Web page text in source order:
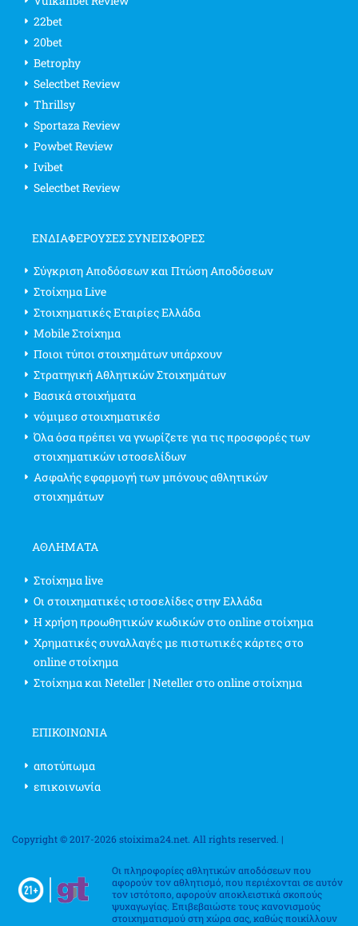
22bet
20bet
Betrophy
Selectbet Review
Thrillsy
Sportaza Review
Powbet Review
Ivibet
Selectbet Review
ΕΝΔΙΑΦΈΡΟΥΣΕΣ ΣΥΝΕΙΣΦΟΡΈΣ
Σύγκριση Αποδόσεων και Πτώση Αποδόσεων
Στοίχημα Live
Στοιχηματικές Εταιρίες Ελλάδα
Mobile Στοίχημα
Ποιοι τύποι στοιχημάτων υπάρχουν
Στρατηγική Αθλητικών Στοιχημάτων
Βασικά στοιχήματα
νόμιμεσ στοιχηματικέσ
Όλα όσα πρέπει να γνωρίζετε για τις προσφορές των
στοιχηματικών ιστοσελίδων
Ασφαλής εφαρμογή των μπόνους αθλητικών
στοιχημάτων
ΑΘΛΗΜΑΤΑ
Στοίχημα live
Οι στοιχηματικές ιστοσελίδες στην Ελλάδα
Η χρήση προωθητικών κωδικών στο online στοίχημα
Χρηματικές συναλλαγές με πιστωτικές κάρτες στο
online στοίχημα
Στοίχημα και Neteller | Neteller στο online στοίχημα
ΕΠΙΚΟΙΝΩΝΊΑ
αποτύπωμα
επικοινωνία
Copyright © 2017-2026 stoixima24.net. All rights reserved. |
Οι πληροφορίες αθλητικών αποδόσεων που
αφορούν τον αθλητισμό, που περιέχονται σε αυτόν
τον ιστότοπο, αφορούν αποκλειστικά σκοπούς
ψυχαγωγίας. Επιβεβαιώστε τους κανονισμούς
στοιχηματισμού στη χώρα σας, καθώς ποικίλλουν